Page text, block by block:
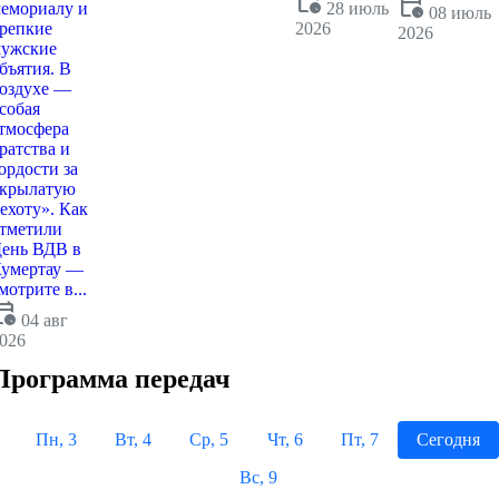
и
В
—
и
за
Как
ВДВ в
—
в...
04 авг
28 июль
2026
08 июль
2026
передач
Пн, 3 Вт, 4 Ср, 5 Чт, 6 Пт, 7
Сегодня
Вс, 9